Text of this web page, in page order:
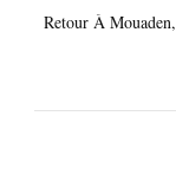
Retour À Mouaden